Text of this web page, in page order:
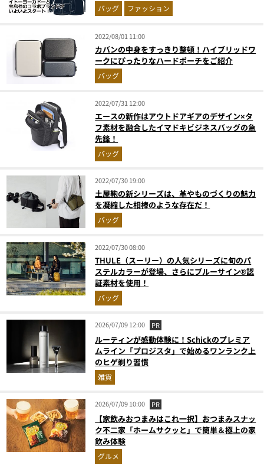
バッグ ファッション
2022/08/01 11:00
カバンの中身をすっきり整頓！ハイブリッドワ
ークにぴったりなハードポーチをご紹介
バッグ
2022/07/31 12:00
エースの新作はアウトドアギアのデザイン×タ
フ素材を融合したイマドキビジネスバッグの急
先鋒！
バッグ
2022/07/30 19:00
土屋鞄の新シリーズは、革やものづくりの魅力
を凝縮した相棒のような存在だ！
バッグ
2022/07/30 08:00
THULE（スーリー）の人気シリーズに旬のパ
ステルカラーが登場、さらにブルーサイン®認
証素材を使用！
バッグ
2026/07/09 12:00 PR
ルーティンが感動体験に！Schickのプレミア
ムライン「プロジスタ」で始めるワンランク上
のヒゲ剃り習慣
雑貨
2026/07/09 10:00 PR
【家飲みおつまみはこれ一択】おつまみスナッ
ク不二家「ホームサクッと」で簡単＆極上の家
飲み体験
グルメ